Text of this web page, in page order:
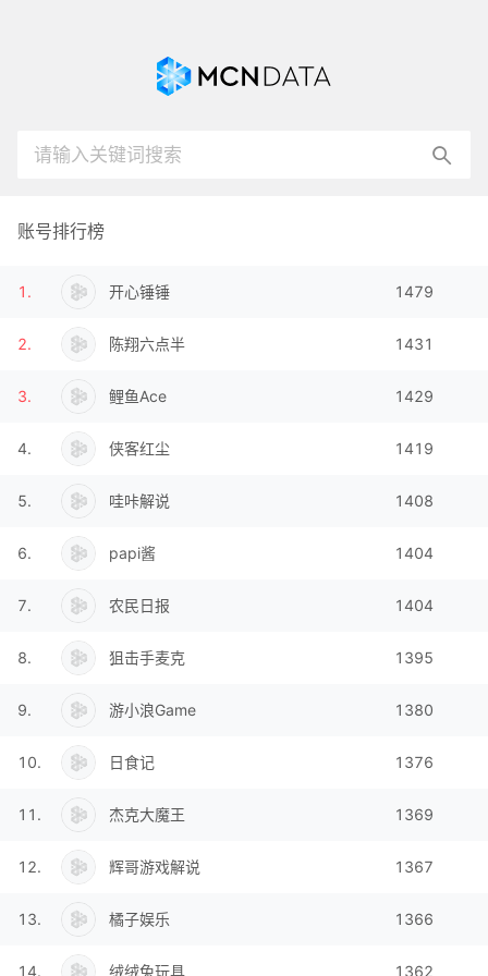
账号排行榜
1 . 开心锤锤 1479
2. 陈翔六点半 1431
3. 鲤鱼Ace 1429
4. 侠客红尘 1419
5. 哇咔解说 1408
6. papi酱 1404
7. 农民日报 1404
8. 狙击手麦克 1395
9. 游小浪Game 1380
10. 日食记 1376
11 . 杰克大魔王 1369
12. 辉哥游戏解说 1367
13. 橘子娱乐 1366
14. 绒绒兔玩具 1362